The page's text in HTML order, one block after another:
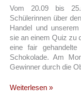
Vom 20.09 bis
Schülerinnen über
Handel und
sie an einem Quiz zu
eine fair
Schokolade. Am
Gewinner durch die
Bericht
Weiterlesen »